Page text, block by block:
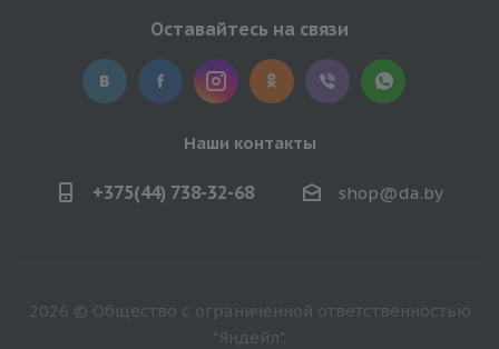
Оставайтесь на связи
Наши контакты
+375(44) 738-32-68 shop@da.by
2026 © Общество с ограниченной ответственностью
"Яндейл".